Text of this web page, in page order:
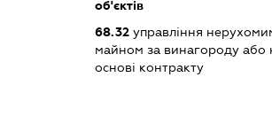
об'єктів
68.32управління
майном за винагороду або
основі контракту